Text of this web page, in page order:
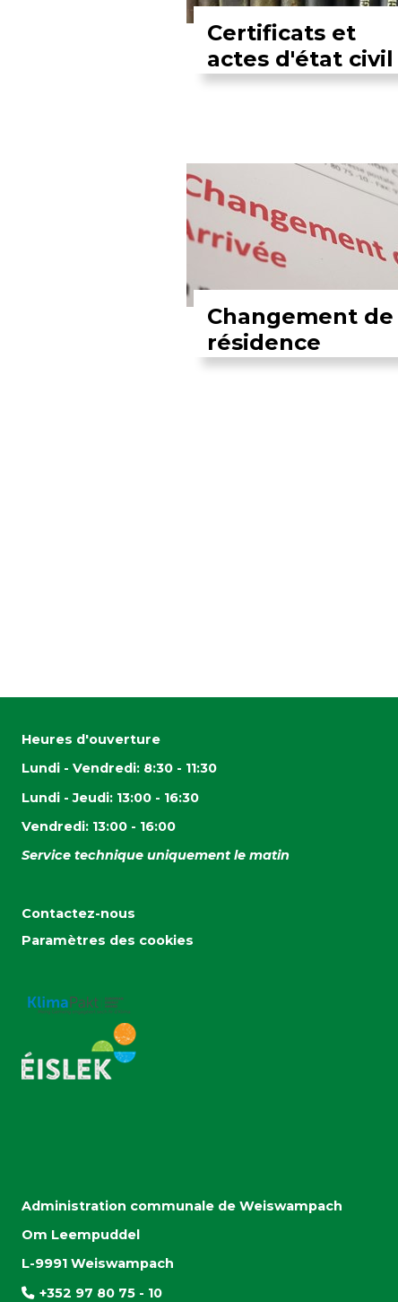
Certificats et
actes d'état civil
Changement de
résidence
Administration communale de Weiswampach
Om Leempuddel
L-9991 Weiswampach
+352 97 80 75 - 10
Heures d'ouverture
Lundi - Vendredi: 8:30 - 11:30
Lundi - Jeudi: 13:00 - 16:30
Vendredi: 13:00 - 16:00
Service technique uniquement le matin
Contactez-nous
Paramètres des cookies